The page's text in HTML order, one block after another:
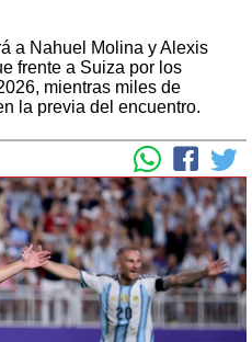
a Nahuel Molina y Alexis
frente a Suiza por los
mientras miles de
la previa del encuentro.